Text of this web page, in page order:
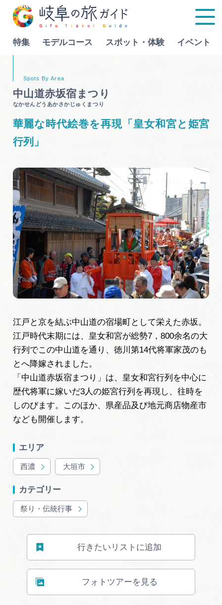
特集 モデルコース スポット・体験 イベント
モデルコース
スポット・体験
イベント
グルメ
旅の予約
アクセス
インフォメーション
ぎふ旅レポーター記事
早わかり岐阜
買い物・お土産
体験予約サイト「ＶＩＳＩＴ岐阜県」
岐阜県アウトドア観光キャンペーン
岐阜県まるごと観光エリアガイド
岐阜県観光データベース
旅行会社・観光事業者の皆様へ
フォトライブラリー
動画ライブラリー
Language
行きたいリストを見る
中山道赤坂宿まつり
なかせんどうあかさかじゅくまつり
華麗な時代絵巻を再現「皇女和宮と姫宮
行列」
江戸と京を結ぶ中山道の宿場町として栄えた赤坂。
江戸時代末期には、皇女和宮が総勢7，800余名の大
行列でこの中山道を通り、徳川第14代将軍家茂のも
とへ降嫁されました。
「中山道赤坂宿まつり」は、皇女和宮行列を中心に
歴代将軍に嫁いだ3人の姫宮行列を再現し、往時を
しのびます。このほか、県産品及び地元商店物産市
なども開催します。
エリア
西濃 大垣市
カテゴリー
祭り・伝統行事
行きたいリストに追加
フォトツアーを見る